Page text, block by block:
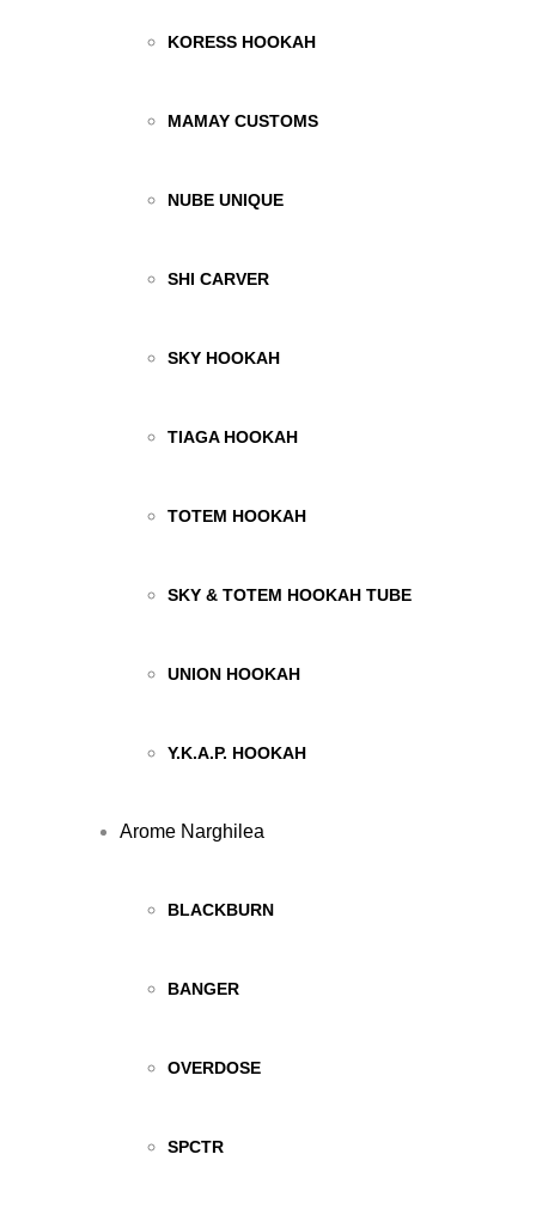
KORESS HOOKAH
MAMAY CUSTOMS
NUBE UNIQUE
SHI CARVER
SKY HOOKAH
TIAGA HOOKAH
TOTEM HOOKAH
SKY & TOTEM HOOKAH TUBE
UNION HOOKAH
Y.K.A.P. HOOKAH
Arome Narghilea
BLACKBURN
BANGER
OVERDOSE
SPCTR